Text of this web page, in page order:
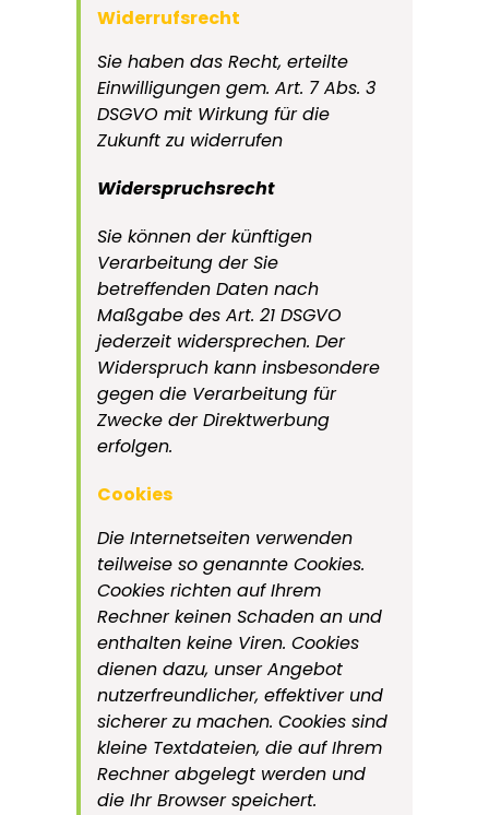
Widerrufsrecht
Sie haben das Recht, erteilte
Einwilligungen gem. Art. 7 Abs. 3
DSGVO mit Wirkung für die
Zukunft zu widerrufen
Widerspruchsrecht
Sie können der künftigen
Verarbeitung der Sie
betreffenden Daten nach
Maßgabe des Art. 21 DSGVO
jederzeit widersprechen. Der
Widerspruch kann insbesondere
gegen die Verarbeitung für
Zwecke der Direktwerbung
erfolgen.
Cookies
Die Internetseiten verwenden
teilweise so genannte Cookies.
Cookies richten auf Ihrem
Rechner keinen Schaden an und
enthalten keine Viren. Cookies
dienen dazu, unser Angebot
nutzerfreundlicher, effektiver und
sicherer zu machen. Cookies sind
kleine Textdateien, die auf Ihrem
Rechner abgelegt werden und
die Ihr Browser speichert.